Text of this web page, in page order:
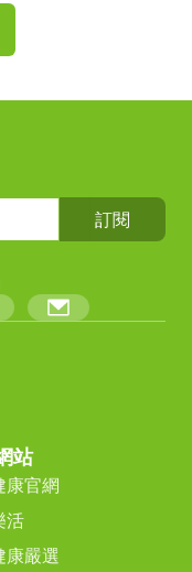
訂閱
站
康官網
活
康嚴選